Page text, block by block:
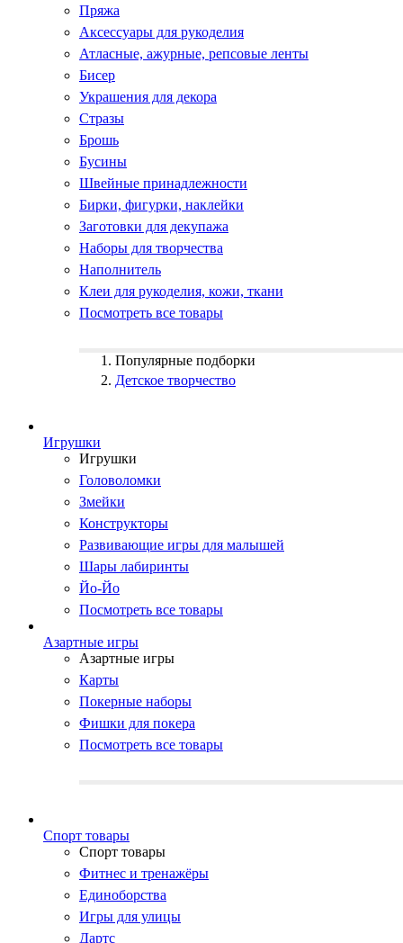
Пряжа
Аксессуары для рукоделия
Атласные, ажурные, репсовые ленты
Бисер
Украшения для декора
Стразы
Брошь
Бусины
Швейные принадлежности
Бирки, фигурки, наклейки
Заготовки для декупажа
Наборы для творчества
Наполнитель
Клеи для рукоделия, кожи, ткани
Посмотреть все товары
Популярные подборки
Детское творчество
Игрушки
Игрушки
Головоломки
Змейки
Конструкторы
Развивающие игры для малышей
Шары лабиринты
Йо-Йо
Посмотреть все товары
Азартные игры
Азартные игры
Карты
Покерные наборы
Фишки для покера
Посмотреть все товары
Cпорт товары
Cпорт товары
Фитнес и тренажёры
Единоборства
Игры для улицы
Дартс